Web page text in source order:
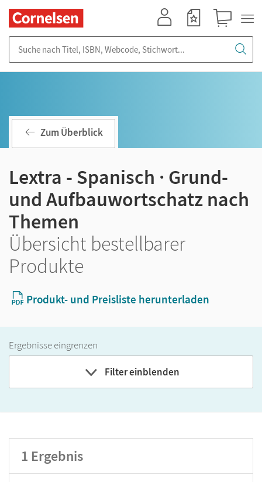
Zum Überblick
Lextra - Spanisch · Grund-
und Aufbauwortschatz nach
Themen
Übersicht bestellbarer
Produkte
Produkt- und Preisliste herunterladen
Ergebnisse eingrenzen
Filter einblenden
Band
Klassenstufe
GER-Niveau
1 Ergebnis